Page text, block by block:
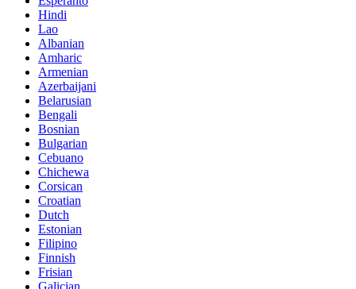
Hindi
Lao
Albanian
Amharic
Armenian
Azerbaijani
Belarusian
Bengali
Bosnian
Bulgarian
Cebuano
Chichewa
Corsican
Croatian
Dutch
Estonian
Filipino
Finnish
Frisian
Galician